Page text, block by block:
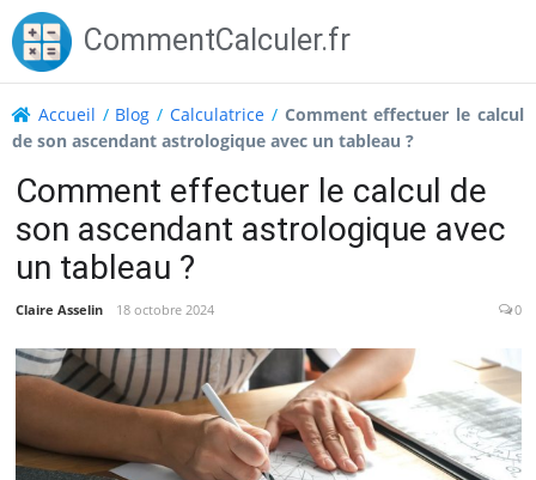
Skip
to
content
CommentCalculer.fr
Accueil / Blog /Calculatrice / Comment effectuer le calcul
de son ascendant astrologique avec un tableau ?
Comment effectuer le calcul de
son ascendant astrologique avec
un tableau ?
Claire Asselin 18 octobre 2024 0